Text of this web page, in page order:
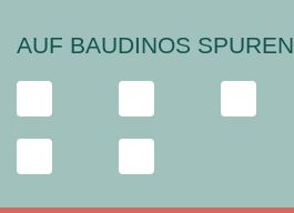
AUF BAUDINOS SPUREN